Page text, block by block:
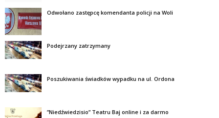
Odwołano zastępcę komendanta policji na Woli
Podejrzany zatrzymany
Poszukiwania świadków wypadku na ul. Ordona
”Niedźwiedzisio” Teatru Baj online i za darmo